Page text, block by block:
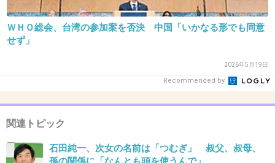
35. 匿名
本当は自分は欲しくなかったと妊娠した時に我
が子の誕生に否定的な事を言っておきながら、
い事なのを還暦すぎてなぜわからないのか。将
来子供がその発言を知った時にどれだけ傷つく
ＷＨＯ総会、台湾の参加案を否決 中国「いかなる形でも同意
せず」
2026年5月19日
Recommended by
関連トピック
石田純一、次女の名前は「つむぎ」 叔父、叔母、